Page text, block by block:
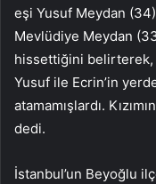
eşi Yusuf Meydan (34)
Mevlüdiye Meydan
hissettiğini belirterek,
Yusuf ile Ecrin’in
atamamışlardı.
dedi.
İstanbul’un Beyoğlu